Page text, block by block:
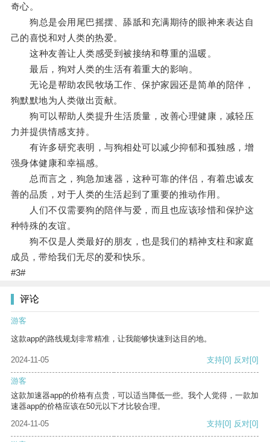
奇心。
狗总是会用尾巴摇摆、舔舐和充满期待的眼神来表达自
己的喜悦和对人类的热爱。
这种友善让人类感受到被接纳和尊重的温暖。
最后，狗对人类的生活有着重大的影响。
无论是帮助农民牧场工作、保护家园还是简单的陪伴，
狗默默地为人类做出贡献。
狗可以帮助人类提升生活质量，改善心理健康，减轻压
力并提供情感支持。
有许多研究表明，与狗相处可以减少抑郁和孤独感，增
强身体健康和幸福感。
总而言之，狗急加速器，这种可靠的伴侣，有着忠诚友
善的品质，对于人类的生活起到了重要的推动作用。
人们不仅需要狗的陪伴与爱，而且也应该珍惜和保护这
种特殊的友谊。
狗不仅是人类最好的朋友，也是我们的精神支柱和家庭
成员，带给我们无尽的爱和快乐。
#3#
评论
游客
这款app的路线规划非常精准，让我能够快速到达目的地。
2024-11-05 支持[0] 反对[0]
游客
这款加速器app的价格有点贵，可以适当降低一些。我个人觉得，一款加
速器app的价格应该在50元以下才比较合理。
2024-11-05
支持[0] 反对[0]